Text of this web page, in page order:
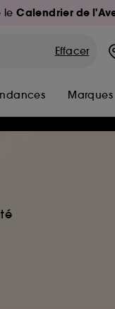
leCalendrier de
Effacer
Marques